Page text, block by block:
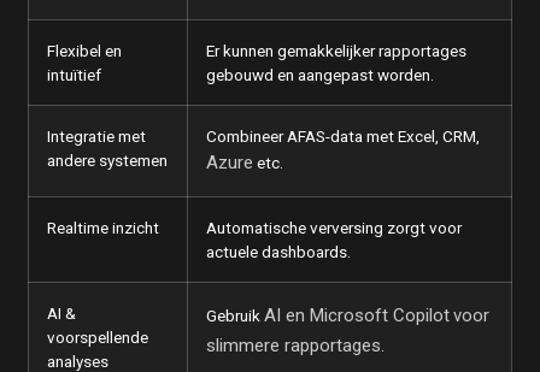
Flexibel en
intuïtief
Er kunnen gemakkelijker rapportages
gebouwd en aangepast worden.
Integratie met
andere systemen
Combineer AFAS-data met Excel, CRM,
Azure etc.
Realtime inzicht
Automatische verversing zorgt voor
actuele dashboards.
AI &
voorspellende
analyses
Gebruik AI en Microsoft Copilotvoor
slimmere rapportages.